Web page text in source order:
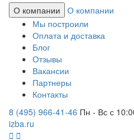
О компании
О компании
Мы построили
Оплата и доставка
Блог
Отзывы
Вакансии
Партнеры
Контакты
8 (495) 966-41-46 Пн - Вс с
izba.ru